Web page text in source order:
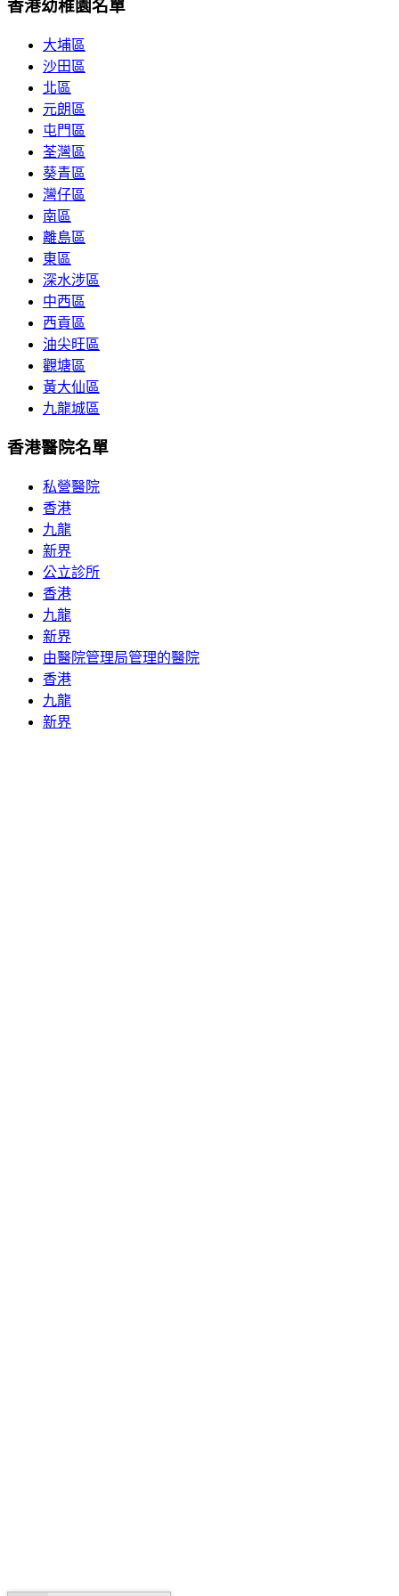
香港幼稚園名單
大埔區
沙田區
北區
元朗區
屯門區
荃灣區
葵青區
灣仔區
南區
離島區
東區
深水涉區
中西區
西貢區
油尖旺區
觀塘區
黃大仙區
九龍城區
香港醫院名單
私營醫院
香港
九龍
新界
公立診所
香港
九龍
新界
由醫院管理局管理的醫院
香港
九龍
新界